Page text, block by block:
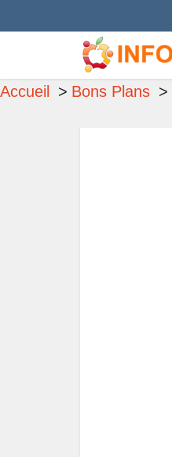
Accueil Bons Plans